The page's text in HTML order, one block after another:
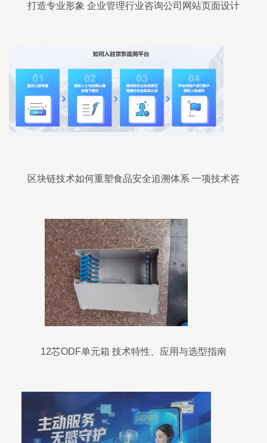
打造专业形象 企业管理行业咨询公司网站页面设计
区块链技术如何重塑食品安全追溯体系 一项技术咨
12芯ODF单元箱 技术特性、应用与选型指南